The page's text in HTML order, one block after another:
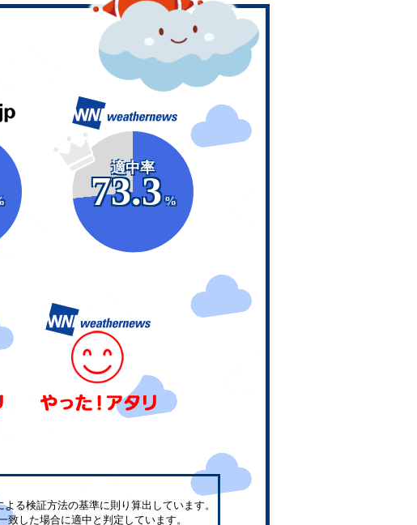
適中率
73.3
%
る検証方法の基準に則り算出しています。
致した場合に適中と判定しています。